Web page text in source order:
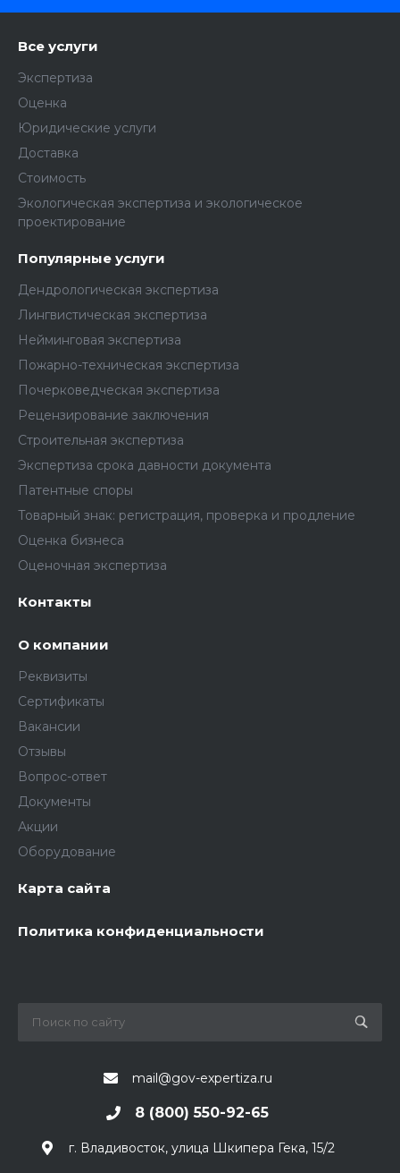
Все услуги
Экспертиза
Оценка
Юридические услуги
Доставка
Стоимость
Экологическая экспертиза и экологическое
проектирование
Популярные услуги
Дендрологическая экспертиза
Лингвистическая экспертиза
Нейминговая экспертиза
Пожарно-техническая экспертиза
Почерковедческая экспертиза
Рецензирование заключения
Строительная экспертиза
Экспертиза срока давности документа
Патентные споры
Товарный знак: регистрация, проверка и продление
Оценка бизнеса
Оценочная экспертиза
Контакты
О компании
Реквизиты
Сертификаты
Вакансии
Отзывы
Вопрос-ответ
Документы
Акции
Оборудование
Карта сайта
Политика конфиденциальности
mail@gov-expertiza.ru
8 (800) 550-92-65
г. Владивосток, улица Шкипера Гека, 15/2